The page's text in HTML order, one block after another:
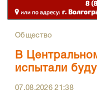
Общество
В
испытали
07.08.202621:38